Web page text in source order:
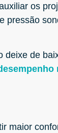
os
pressão
deixe de
maior